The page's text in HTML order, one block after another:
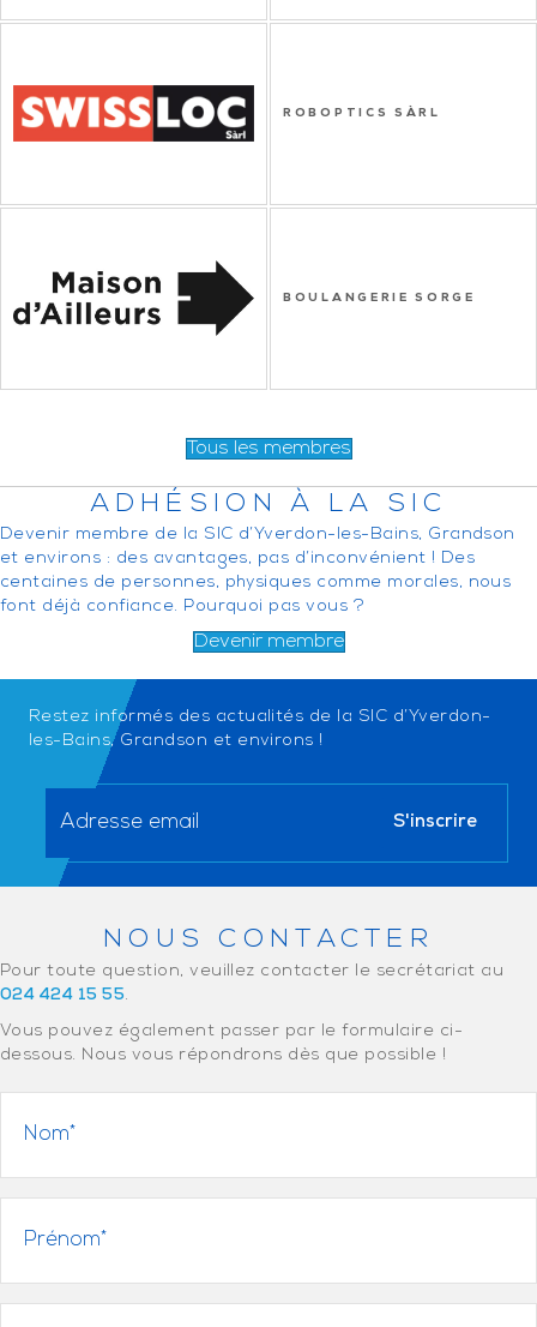
ROBOPTICS SÀRL
BOULANGERIE SORGE
Tous les membres
ADHÉSION À LA SIC
Devenir membre de la SIC d’Yverdon-les-Bains, Grandson
et environs : des avantages, pas d’inconvénient ! Des
centaines de personnes, physiques comme morales, nous
font déjà confiance. Pourquoi pas vous ?
Devenir membre
Restez informés des actualités de la SIC d’Yverdon-
les-Bains, Grandson et environs !
NOUS CONTACTER
Pour toute question, veuillez contacter le secrétariat au
024 424 15 55.
Vous pouvez également passer par le formulaire ci-
dessous. Nous vous répondrons dès que possible !